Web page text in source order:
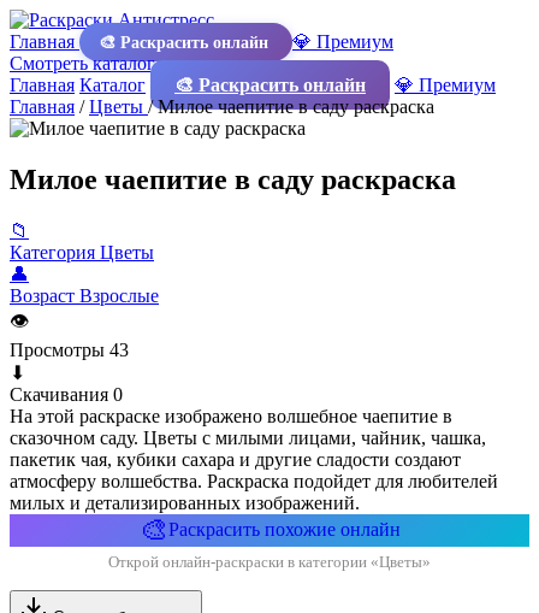
Главная 🎨 Раскрасить онлайн
💎 Премиум
Смотреть каталог
Главная Каталог 🎨 Раскрасить онлайн
💎 Премиум
Главная /Цветы /Милое чаепитие в саду раскраска
Милое чаепитие в саду раскраска
📁
Категория Цветы
👤
Возраст Взрослые
👁
Просмотры 43
⬇
Скачивания 0
На этой раскраске изображено волшебное чаепитие в
сказочном саду. Цветы с милыми лицами, чайник, чашка,
пакетик чая, кубики сахара и другие сладости создают
атмосферу волшебства. Раскраска подойдет для любителей
милых и детализированных изображений.
🎨Раскрасить похожие онлайн
Открой онлайн-раскраски в категории «Цветы»